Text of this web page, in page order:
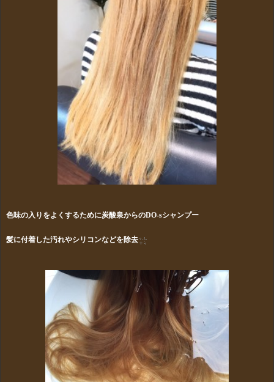
色味の入りをよくするために炭酸泉からのDO-sシャンプー
髪に付着した汚れやシリコンなどを除去